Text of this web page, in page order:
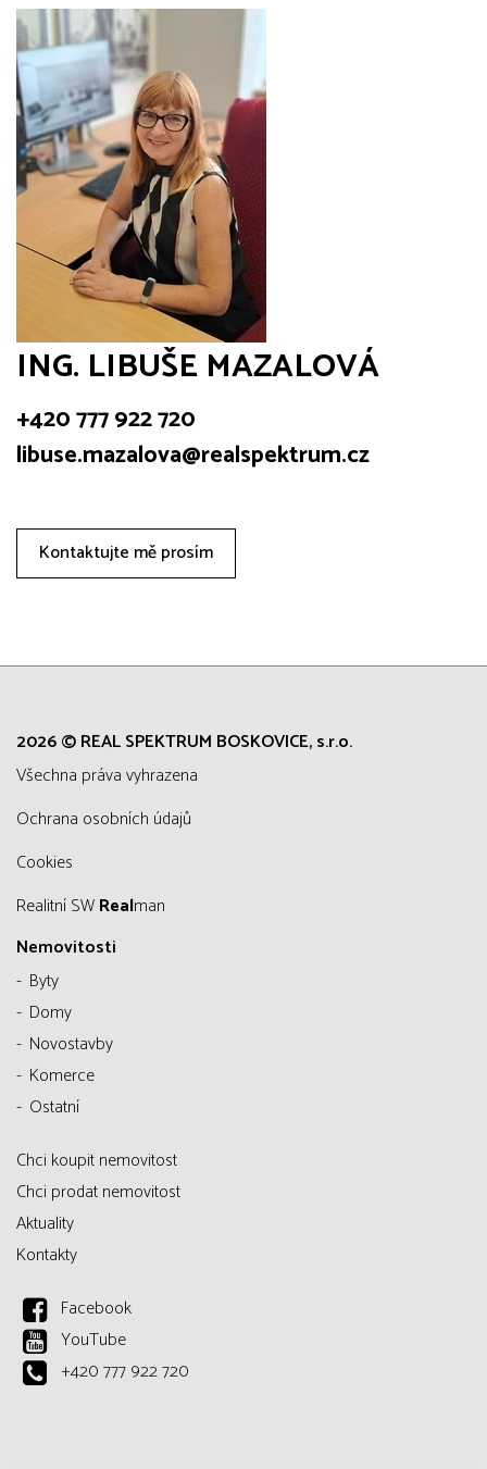
ING. LIBUŠE MAZALOVÁ
+420 777 922 720
libuse.mazalova@realspektrum.cz
Kontaktujte mě prosím
2026 © REAL SPEKTRUM BOSKOVICE, s.r.o.
všechna práva vyhrazena
Ochrana osobních údajů
Cookies
Realitní SWRealman
Nemovitosti
Byty
Domy
Novostavby
Komerce
Ostatní
Chci koupit nemovitost
Chci prodat nemovitost
Aktuality
Kontakty
Facebook
YouTube
+420 777 922 720